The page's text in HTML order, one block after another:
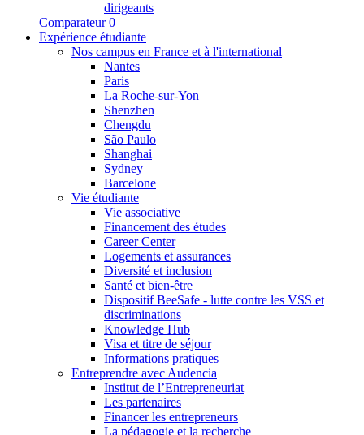
dirigeants
Comparateur 0
Expérience étudiante
Nos campus en France et à l'international
Nantes
Paris
La Roche-sur-Yon
Shenzhen
Chengdu
São Paulo
Shanghai
Sydney
Barcelone
Vie étudiante
Vie associative
Financement des études
Career Center
Logements et assurances
Diversité et inclusion
Santé et bien-être
Dispositif BeeSafe - lutte contre les VSS et
discriminations
Knowledge Hub
Visa et titre de séjour
Informations pratiques
Entreprendre avec Audencia
Institut de l’Entrepreneuriat
Les partenaires
Financer les entrepreneurs
La pédagogie et la recherche